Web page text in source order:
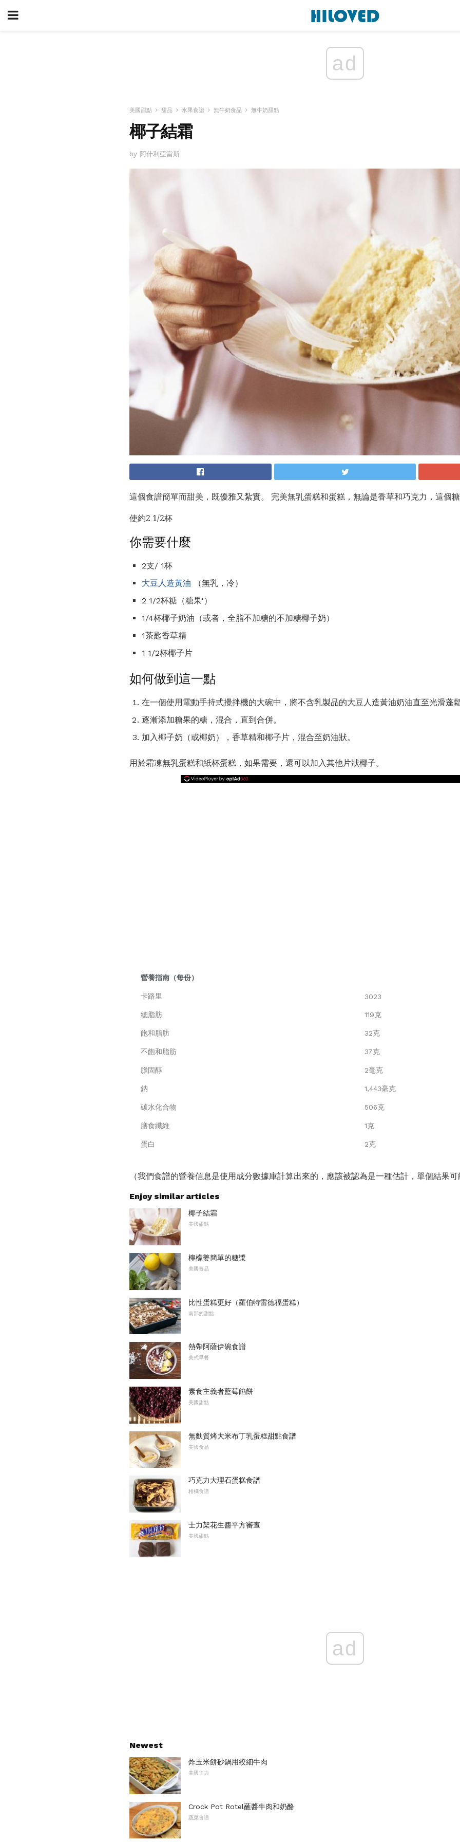
ad
美國甜點 甜品 水果食譜 無牛奶食品 無牛奶甜點
椰子結霜
by 阿什利亞當斯
這個食譜簡單而甜美，既優雅又紮實。 完美無乳蛋糕和蛋糕，無論是香草和巧克力，這個
使約2 1/2杯
你需要什麼
2支/ 1杯
大豆人造黃油 （無乳，冷）
2 1/2杯糖（糖果'）
1/4杯椰子奶油（或者，全脂不加糖的不加糖椰子奶）
1茶匙香草精
1 1/2杯椰子片
如何做到這一點
在一個使用電動手持式攪拌機的大碗中，將不含乳製品的大豆人造黃油奶油直至光滑蓬
逐漸添加糖果的糖，混合，直到合併。
加入椰子奶​​（或椰奶），香草精和椰子片，混合至奶油狀。
用於霜凍無乳蛋糕和紙杯蛋糕，如果需要，還可以加入其他片狀椰子。
營養指南（每份）
卡路里 3023
總脂肪 119克
飽和脂肪 32克
不飽和脂肪 37克
膽固醇 2毫克
鈉 1,443毫克
碳水化合物 506克
膳食纖維 1克
蛋白 2克
（我們食譜的營養信息是使用成分數據庫計算出來的，應該被認為是一種估計，單個結果
Enjoy similar articles
椰子結霜
美國甜點
檸檬姜簡單的糖漿
美國食品
比性蛋糕更好（羅伯特雷德福蛋糕）
南部的甜點
熱帶阿薩伊碗食譜
美式早餐
素食主義者藍莓餡餅
美國甜點
無麩質烤大米布丁乳蛋糕甜點食譜
美國食品
巧克力大理石蛋糕食譜
柑橘食譜
士力架花生醬平方審查
美國甜點
ad
Newest
炸玉米餅砂鍋用絞細牛肉
美國主力
Crock Pot Rotel蘸醬牛肉和奶酪
蔬菜食譜